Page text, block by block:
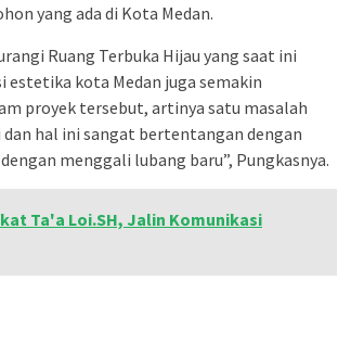
yang ada di Kota Medan.
Ruang Terbuka Hijau yang saat ini
estetika kota Medan juga semakin
proyek tersebut, artinya satu masalah
hal ini sangat bertentangan dengan
menggali lubang baru”, Pungkasnya.
Ta'a Loi.SH, Jalin Komunikasi